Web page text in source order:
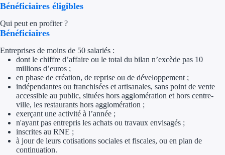
Solutions MAPi
Simulateur d'éligibilité
Trouvez des idées de
Quelles aides pour
Bénéficiaires éligibles
Qui peut en profiter ?
Bénéficiaires
Entreprises de moins de 50 salariés :
dont le chiffre d’affaire ou le total du bilan n’excède pas 10
millions d’euros ;
en phase de création, de reprise ou de développement ;
indépendantes ou franchisées et artisanales, sans point de vente
accessible au public, situées hors agglomération et hors centre-
ville, les restaurants hors agglomération ;
exerçant une activité à l’année ;
n'ayant pas entrepris les achats ou travaux envisagés ;
inscrites au RNE ;
à jour de leurs cotisations sociales et fiscales, ou en plan de
continuation.